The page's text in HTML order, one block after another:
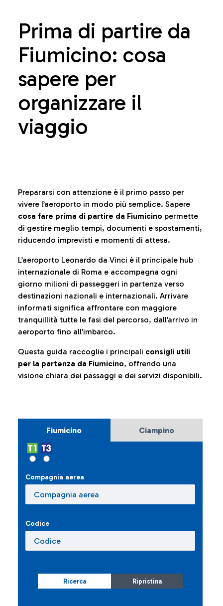
Prima di partire da
Fiumicino: cosa
sapere per
organizzare il
viaggio
Prepararsi con attenzione è il primo passo per
vivere l’aeroporto in modo più semplice. Sapere
cosa fare prima di partire da Fiumicino permette
di gestire meglio tempi, documenti e spostamenti,
riducendo imprevisti e momenti di attesa.
L’aeroporto Leonardo da Vinci è il principale hub
internazionale di Roma e accompagna ogni
giorno milioni di passeggeri in partenza verso
destinazioni nazionali e internazionali. Arrivare
informati significa affrontare con maggiore
tranquillità tutte le fasi del percorso, dall’arrivo in
aeroporto fino all’imbarco.
Questa guida raccoglie i principali consigli utili
per la partenza da Fiumicino, offrendo una
visione chiara dei passaggi e dei servizi disponibili.
Fiumicino Ciampino
Compagnia aerea
Codice
Ricerca Ripristina